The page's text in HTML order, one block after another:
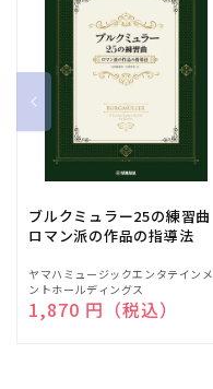
ブルクミュラー25の練習曲
ロマン派の作品の指導法
販
売
元:
ヤマハミュージックエンタテインメ
ントホールディングス
通常価格
1,870 円（税込）